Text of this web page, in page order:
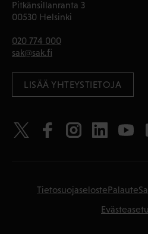
Pitkänsillanranta 3
00530 Helsinki
020 774 000
sak@sak.fi
LISÄÄ YHTEYSTIETOJA
TietosuojaselostePalaute